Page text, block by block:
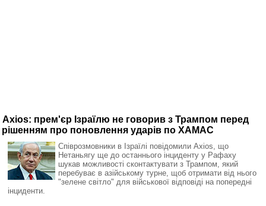
Axios: прем'єр Ізраїлю не говорив з Трампом перед
рішенням про поновлення ударів по ХАМАС
Співрозмовники в Ізраїлі повідомили Axios, що
Нетаньягу ще до останнього інциденту у Рафаху
шукав можливості сконтактувати з Трампом, який
перебуває в азійському турне, щоб отримати від нього
"зелене світло" для військової відповіді на попередні
інциденти.